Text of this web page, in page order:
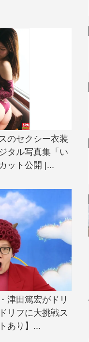
のセクシー衣装
タル写真集「い
ット公開 |...
津田篤宏がドリ
リフに大挑戦ス
あり】...